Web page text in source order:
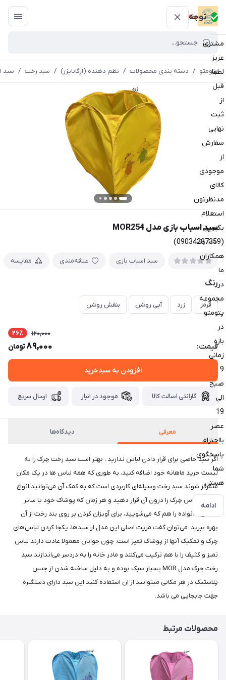
توجه
مشتری
عزیز
لطفا
قبل
از
ثبت
نهایی
سفارش
از
موجودی
کالای
مدنظرتون
استعلام
بگیرین
(09034287359)
همکاران
ما
در
مجموعه
پتومتو
در
بازه
زمانی
9
صبح
الی
19
عصر
بااحترام
پاسخگوی
شما
هستن
ادامه
پتومتو
پتومتو / دسته بندی محصولات / نظم دهنده (ارگانایزر) / سبد رخت / سبد
سبد اسباب بازی مدل MOR254
سبد رخت
سبد اسباب بازی علاقه‌مندی مقایسه
رنگ
قرمز زرد آبی روشن بنفش روشن
قیمت:
120,000 26٪
89,000تومان
افزودن به سبدخرید
گارانتی اصالت کالا موجود در انبار ارسال سریع
معرفی دیدگاه‌ها
اگر سبد خاصی برای قرار دادن لباس ندارید ، بهتر است سبد رخت چرک را به
لیست خرید ماهانه خود اضافه کنید، به طوری که همه لباس ها در یک مکان
متمرکز شوند.سبد رخت وسیله‌ای کاربردی است که به کمک آن می‌توانید انواع
مختلف لباس چرک را درون آن قرار دهید و هر زمان که پوشاک خود یا سایر
اعضای خانواده را هم که می‌شویید، برای آویزان کردن بر روی بند رخت از آن
بهره ببرید. می‌توان گفت مزیت اصلی این مدل از سبدها، یکجا کردن لباس‌های
چرک و تفکیک آنها از پوشاک تمیز است. چون جوانان معمولا عادت دارند لباس
تمیز و کثیف را با هم ترکیب می‌کنند و مادر خانه را به دردسر می‌اندازند.سبد
رخت چرک مدل MOR بسیار سبک بوده و به دلیل ساخته شدن از جنس
پلاستیک در هر مکانی میتوانید از ان استفاده کنید.این سبد دارای دستگیره
جهت جابجایی می باشد.
محصولات مرتبط